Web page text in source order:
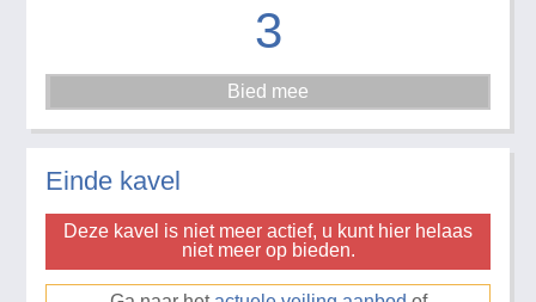
3
Einde kavel
Deze kavel is niet meer actief, u kunt hier helaas
niet meer op bieden.